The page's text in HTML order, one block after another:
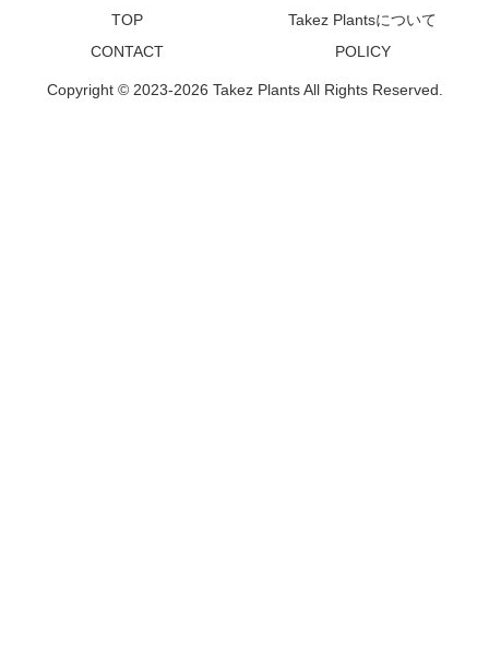
TOP
Takez Plantsについて
CONTACT
POLICY
Copyright © 2023-2026 Takez Plants All Rights Reserved.